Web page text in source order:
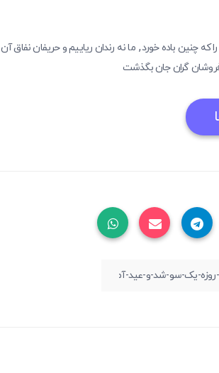
که چنین باده خورد,ما نه رندان ریاییم و حریفان نفاق آن
گران جان بگذشت